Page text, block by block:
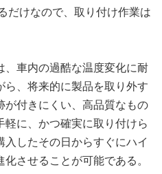
けなので、取り付け作業は
、車内の過酷な温度変化に耐
ら、将来的に製品を取り外す
が付きにくい、高品質なもの
に、かつ確実に取り付けら
したその日からすぐにハイ
させることが可能である。